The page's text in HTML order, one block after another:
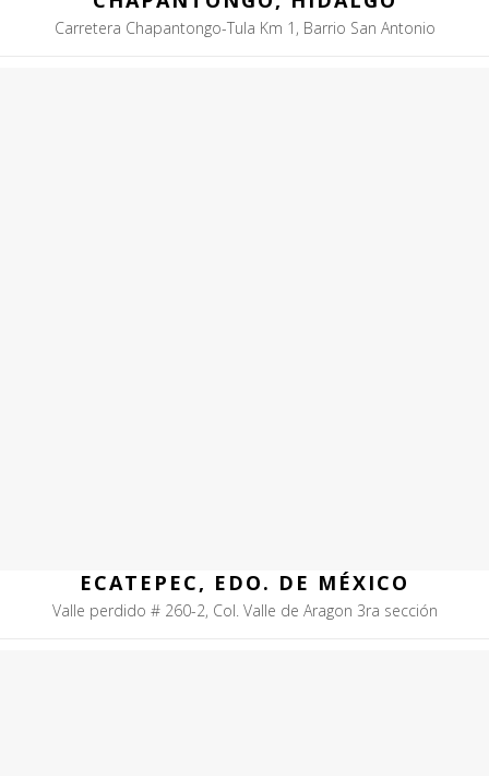
Carretera Chapantongo-Tula Km 1, Barrio San Antonio
ECATEPEC, EDO. DE MÉXICO
Valle perdido # 260-2, Col. Valle de Aragon 3ra sección